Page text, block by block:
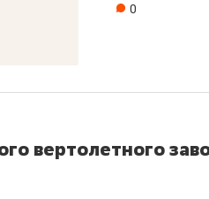
0
вертолетного